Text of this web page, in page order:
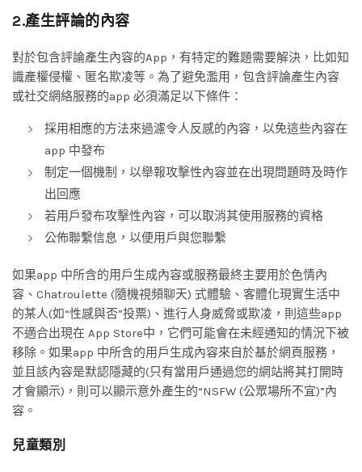
2.產生評論的內容
對於包含評論產生內容的App，有特定的難題需要解決，比如知
識產權侵權、匿名欺凌等。為了避免濫用，包含評論產生內容
或社交網絡服務的app 必須滿足以下條件：
採用相應的方法來過濾令人反感的內容，以免這些內容在
app 中發布
制定一個機制，以舉報攻擊性內容並在出現問題時及時作
出回應
若用戶發布攻擊性內容，可以取消其使用服務的資格
公佈聯繫信息，以便用戶與您聯繫
如果app 中所含的用戶生成內容或服務最終主要用於色情內
容、Chatroulette (隨機視頻聊天) 式體驗、客體化現實生活中
的某人(如“性感與否”投票)、進行人身威脅或欺凌，則這些app
不適合出現在 App Store中，它們可能會在未經通知的情況下被
移除。如果app 中所含的用戶生成內容來自於基於網頁服務，
並且該內容是默認隱藏的(只有當用戶通過您的網站將其打開時
才會顯示)，則可以顯示意外產生的“NSFW (公眾場所不宜)”內
容。
兒童類別